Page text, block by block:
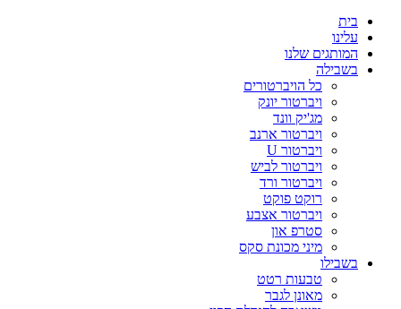
בית
עלינו
המותגים שלנו
בשבילה
כל הויברטורים
ויברטור יונק
מג'יק וונד
ויברטור ארנב
ויברטור U
ויברטור לביש
ויברטור ורד
רוקט פוקט
ויברטור אצבע
סטרפ און
מיני מכונת סקס
בשבילו
טבעות רטט
מאונן לגבר